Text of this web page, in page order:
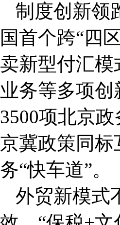
制度创新领
国首个跨“四
卖新型付汇
业务等多项
3500项北京
京冀政策同
务“快车道”。
外贸新模式